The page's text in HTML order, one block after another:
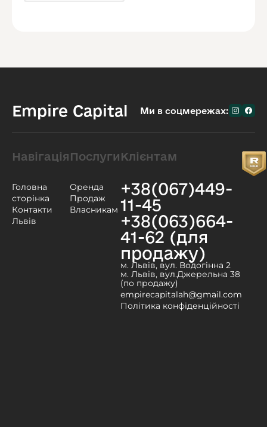
Empire Capital Ми в соцмережах:
Навігація
Головна
сторінка
Контакти
Львів
Послуги
Оренда
Продаж
Власникам
Клієнтам
+38(067)449-
11-45
+38(063)664-
41-62 (для
продажу)
м. Львів, вул. Водогінна 2
м. Львів, вул.Джерельна 38
(по продажу)
empirecapitalah@gmail.com
Політика конфіденційності